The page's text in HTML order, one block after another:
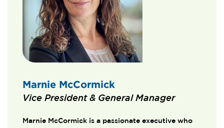
Marnie McCormick
Vice President & General Manager
Marnie McCormick is a passionate executive who